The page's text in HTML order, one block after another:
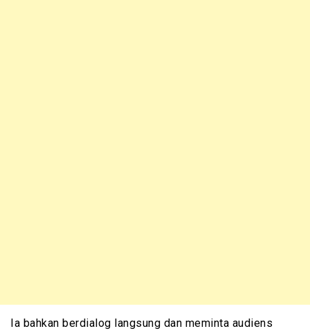
Ia bahkan berdialog langsung dan meminta audiens